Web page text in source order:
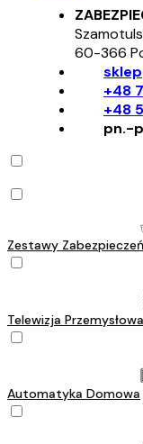
60-366
+48
+48
pn.-
Zestawy Zabezpieczeń
Telewizja
Automatyka Domowa